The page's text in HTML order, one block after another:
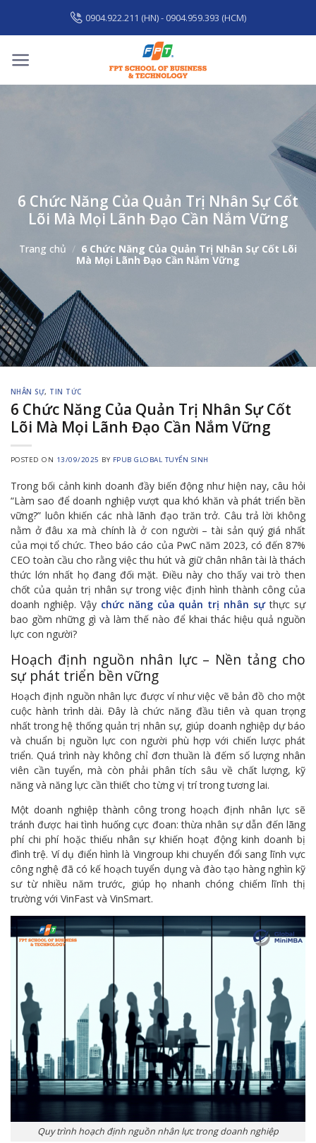
content
0904.922.211 (HN) - 0904.959.393 (HCM)
6 Chức Năng Của Quản Trị Nhân Sự Cốt
Lõi Mà Mọi Lãnh Đạo Cần Nắm Vững
Trang chủ / 6 Chức Năng Của Quản Trị Nhân Sự Cốt Lõi
Mà Mọi Lãnh Đạo Cần Nắm Vững
NHÂN SỰ, TIN TỨC
6 Chức Năng Của Quản Trị Nhân Sự Cốt
Lõi Mà Mọi Lãnh Đạo Cần Nắm Vững
POSTED ON 13/09/2025 BY FPUB GLOBAL TUYỂN SINH
Trong bối cảnh kinh doanh đầy biến động như hiện nay, câu hỏi
“Làm sao để doanh nghiệp vượt qua khó khăn và phát triển bền
vững?” luôn khiến các nhà lãnh đạo trăn trở. Câu trả lời không
nằm ở đâu xa mà chính là ở con người – tài sản quý giá nhất
của mọi tổ chức. Theo báo cáo của PwC năm 2023, có đến 87%
CEO toàn cầu cho rằng việc thu hút và giữ chân nhân tài là thách
thức lớn nhất họ đang đối mặt. Điều này cho thấy vai trò then
chốt của quản trị nhân sự trong việc định hình thành công của
doanh nghiệp. Vậy chức năng của quản trị nhân sựthực sự
bao gồm những gì và làm thế nào để khai thác hiệu quả nguồn
lực con người?
Hoạch định nguồn nhân lực – Nền tảng cho
sự phát triển bền vững
Hoạch định nguồn nhân lực được ví như việc vẽ bản đồ cho một
cuộc hành trình dài. Đây là chức năng đầu tiên và quan trọng
nhất trong hệ thống quản trị nhân sự, giúp doanh nghiệp dự báo
và chuẩn bị nguồn lực con người phù hợp với chiến lược phát
triển. Quá trình này không chỉ đơn thuần là đếm số lượng nhân
viên cần tuyển, mà còn phải phân tích sâu về chất lượng, kỹ
năng và năng lực cần thiết cho từng vị trí trong tương lai.
Một doanh nghiệp thành công trong hoạch định nhân lực sẽ
tránh được hai tình huống cực đoan: thừa nhân sự dẫn đến lãng
phí chi phí hoặc thiếu nhân sự khiến hoạt động kinh doanh bị
đình trệ. Ví dụ điển hình là Vingroup khi chuyển đổi sang lĩnh vực
công nghệ đã có kế hoạch tuyển dụng và đào tạo hàng nghìn kỹ
sư từ nhiều năm trước, giúp họ nhanh chóng chiếm lĩnh thị
trường với VinFast và VinSmart.
Quy trình hoạch định nguồn nhân lực trong doanh nghiệp